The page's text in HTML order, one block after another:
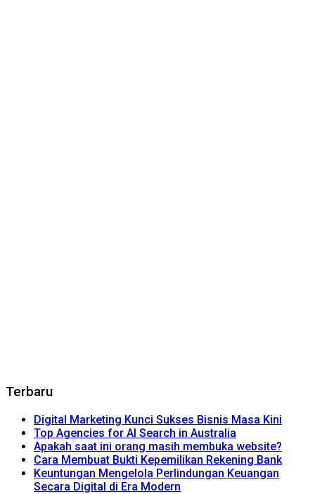
Terbaru
Digital Marketing Kunci Sukses Bisnis Masa Kini
Top Agencies for AI Search in Australia
Apakah saat ini orang masih membuka website?
Cara Membuat Bukti Kepemilikan Rekening Bank
Keuntungan Mengelola Perlindungan Keuangan
Secara Digital di Era Modern